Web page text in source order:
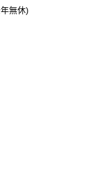
無休)